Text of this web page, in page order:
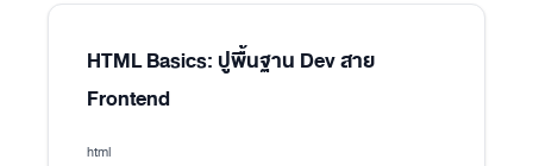
HTML Basics: ปูพื้นฐาน Dev สาย
Frontend
html